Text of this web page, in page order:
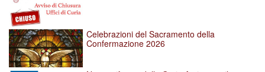
Celebrazioni del Sacramento della
Confermazione 2026